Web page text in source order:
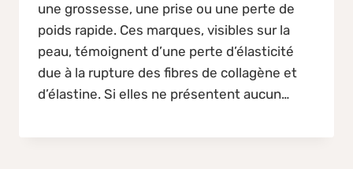
une grossesse, une prise ou une perte de
poids rapide. Ces marques, visibles sur la
peau, témoignent d’une perte d’élasticité
due à la rupture des fibres de collagène et
d’élastine. Si elles ne présentent aucun…